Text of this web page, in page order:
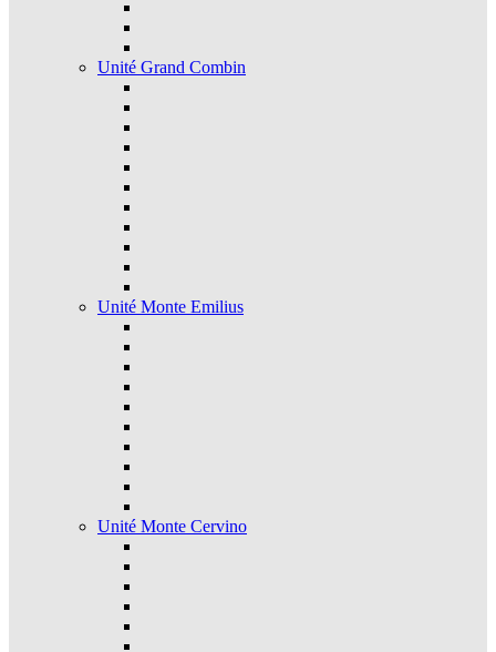
Unité Grand Combin
Unité Monte Emilius
Unité Monte Cervino